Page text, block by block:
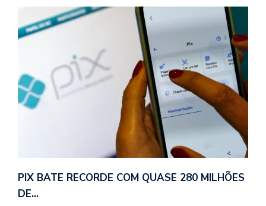
PIX BATE RECORDE COM QUASE 280 MILHÕES
DE…